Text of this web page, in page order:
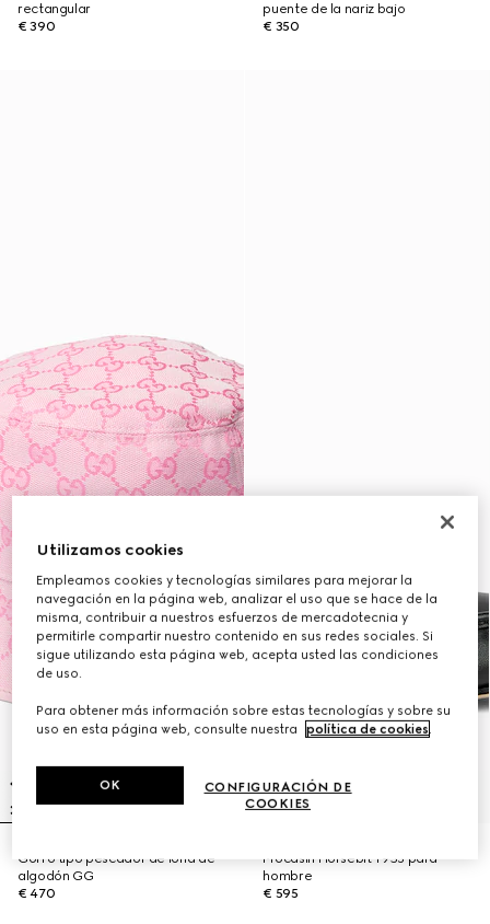
rectangular
€ 390
puente de la nariz bajo
€ 350
Gorro tipo pescador de lona de
algodón GG
€ 470
Mocasín Horsebit 1953 para
hombre
€ 595
Utilizamos cookies
Empleamos cookies y tecnologías similares para mejorar la
navegación en la página web, analizar el uso que se hace de la
misma, contribuir a nuestros esfuerzos de mercadotecnia y
permitirle compartir nuestro contenido en sus redes sociales. Si
sigue utilizando esta página web, acepta usted las condiciones
de uso.
Para obtener más información sobre estas tecnologías y sobre su
uso en esta página web, consulte nuestra
política de cookies.
CONFIGURACIÓN DE
COOKIES
OK